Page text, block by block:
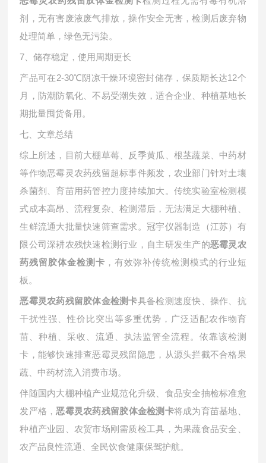
剂，无有害废液废气排放，操作安全无害，检测后废弃物
处理简单，绿色无污染。
7、储存稳定，使用周期更长
产品可在2-30℃阴凉干燥环境密封储存，保质期长达12个
月，防潮防氧化、不易受潮失效，适合企业、种植基地长
期批量囤货备用。
七、文章总结
综上所述，目前大棚草莓、反季黄瓜、根茎蔬菜、中药材
等作物恶霉灵农药残留超标事件频发，农业部门针对土壤
杀菌剂、育苗用药管控力度持续加大。传统实验室检测模
式成本高昂、流程复杂、检测滞后，无法满足大棚种植、
生鲜流通大批量快速筛查需求。冠宇仪器制造（江苏）有
限公司深耕农残快速检测行业，自主研发生产的恶霉灵农
药残留胶体金检测卡 ，有效弥补传统检测模式的行业短
板。
恶霉灵农药残留胶体金检测卡具备检测速度快、操作、抗
干扰性强、性价比突出等多重优势，广泛适配农作物育
苗、种植、采收、流通、执法监管全流程。依靠该检测
卡，能够快速排查恶霉灵残留隐患，从源头拦截不合格果
蔬、中药材流入消费市场。
伴随国内大棚种植产业规范化升级、食品安全抽检标准愈
发严格，恶霉灵农药残留胶体金检测卡将成为育苗基地、
种植产业园、农贸市场刚需质检工具，为果蔬食品安全、
农产品良性流通、全民饮食健康保驾护航。